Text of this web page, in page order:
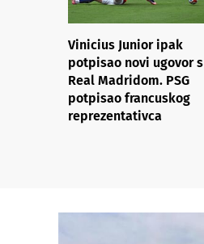
Vinicius Junior ipak
potpisao novi ugovor s
Real Madridom. PSG
potpisao francuskog
reprezentativca